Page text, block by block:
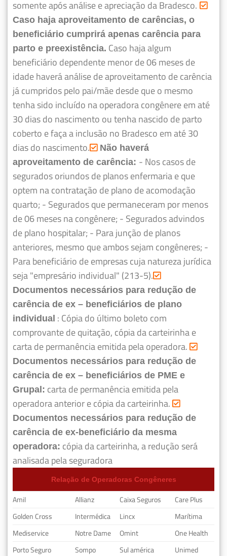
somente após análise e apreciação da Bradesco.
Caso haja aproveitamento de carências, o
beneficiário cumprirá apenas carência para
parto e preexistência. Caso haja algum
beneficiário dependente menor de 06 meses de
idade haverá análise de aproveitamento de carência
já cumpridos pelo pai/mãe desde que o mesmo
tenha sido incluído na operadora congênere em até
30 dias do nascimento ou tenha nascido de parto
coberto e faça a inclusão no Bradesco em até 30
dias do nascimento.
Não haverá
aproveitamento de carência: - Nos casos de
segurados oriundos de planos enfermaria e que
optem na contratação de plano de acomodação
quarto; - Segurados que permaneceram por menos
de 06 meses na congênere; - Segurados advindos
de plano hospitalar; - Para junção de planos
anteriores, mesmo que ambos sejam congêneres; -
Para beneficiário de empresas cuja natureza jurídica
seja "empresário individual" (213-5).
Documentos necessários para redução de
carência de ex – beneficiários de plano
individual : Cópia do último boleto com
comprovante de quitação, cópia da carteirinha e
carta de permanência emitida pela operadora.
Documentos necessários para redução de
carência de ex – beneficiários de PME e
Grupal: carta de permanência emitida pela
operadora anterior e cópia da carteirinha.
Documentos necessários para redução de
carência de ex-beneficiário da mesma
operadora: cópia da carteirinha, a redução será
analisada pela seguradora
Relação de Operadoras Congêneres
Amil Allianz Caixa Seguros
Care Plus
Golden Cross
Intermédica Lincx
Marítima
Mediservice
Notre Dame Omint
One Health
Porto Seguro
Sompo Sul américa Unimed